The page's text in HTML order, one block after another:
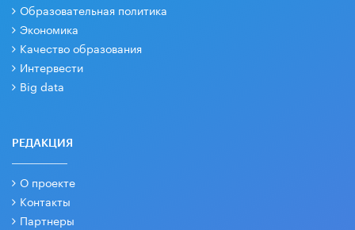
Образовательная политика
Экономика
Качество образования
Интервести
Big data
РЕДАКЦИЯ
О проекте
Контакты
Партнеры